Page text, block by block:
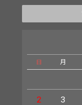
日 月
2
3